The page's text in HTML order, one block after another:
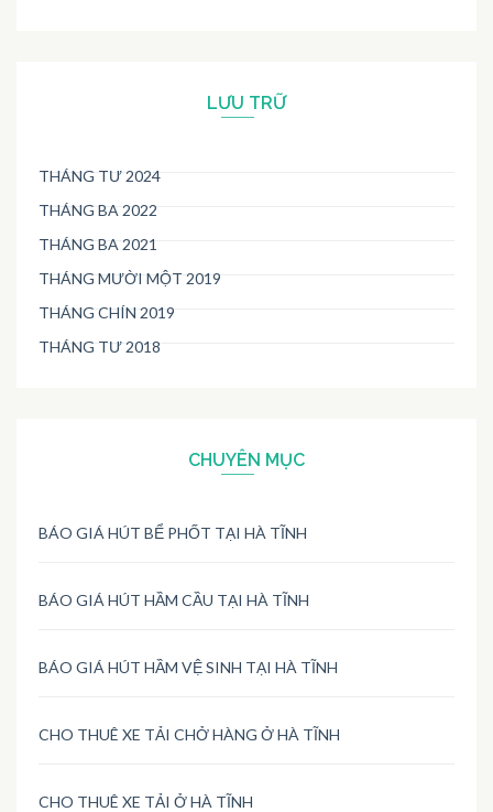
LƯU TRỮ
THÁNG TƯ 2024
THÁNG BA 2022
THÁNG BA 2021
THÁNG MƯỜI MỘT 2019
THÁNG CHÍN 2019
THÁNG TƯ 2018
CHUYÊN MỤC
BÁO GIÁ HÚT BỂ PHỐT TẠI HÀ TĨNH
BÁO GIÁ HÚT HẦM CẦU TẠI HÀ TĨNH
BÁO GIÁ HÚT HẦM VỆ SINH TẠI HÀ TĨNH
CHO THUÊ XE TẢI CHỞ HÀNG Ở HÀ TĨNH
CHO THUÊ XE TẢI Ở HÀ TĨNH